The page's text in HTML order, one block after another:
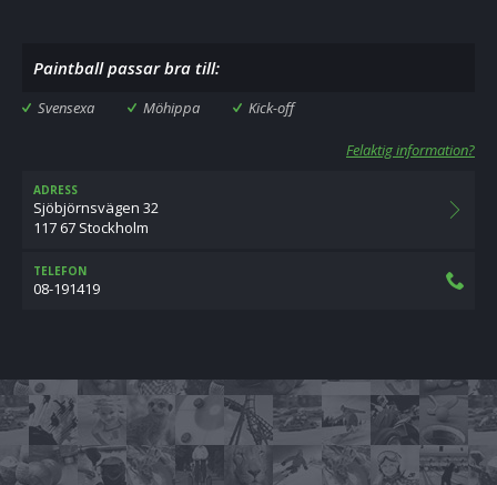
Paintball passar bra till:
Svensexa Möhippa Kick-off
Felaktig information?
ADRESS
Sjöbjörnsvägen 32
117 67 Stockholm
TELEFON
08-191419